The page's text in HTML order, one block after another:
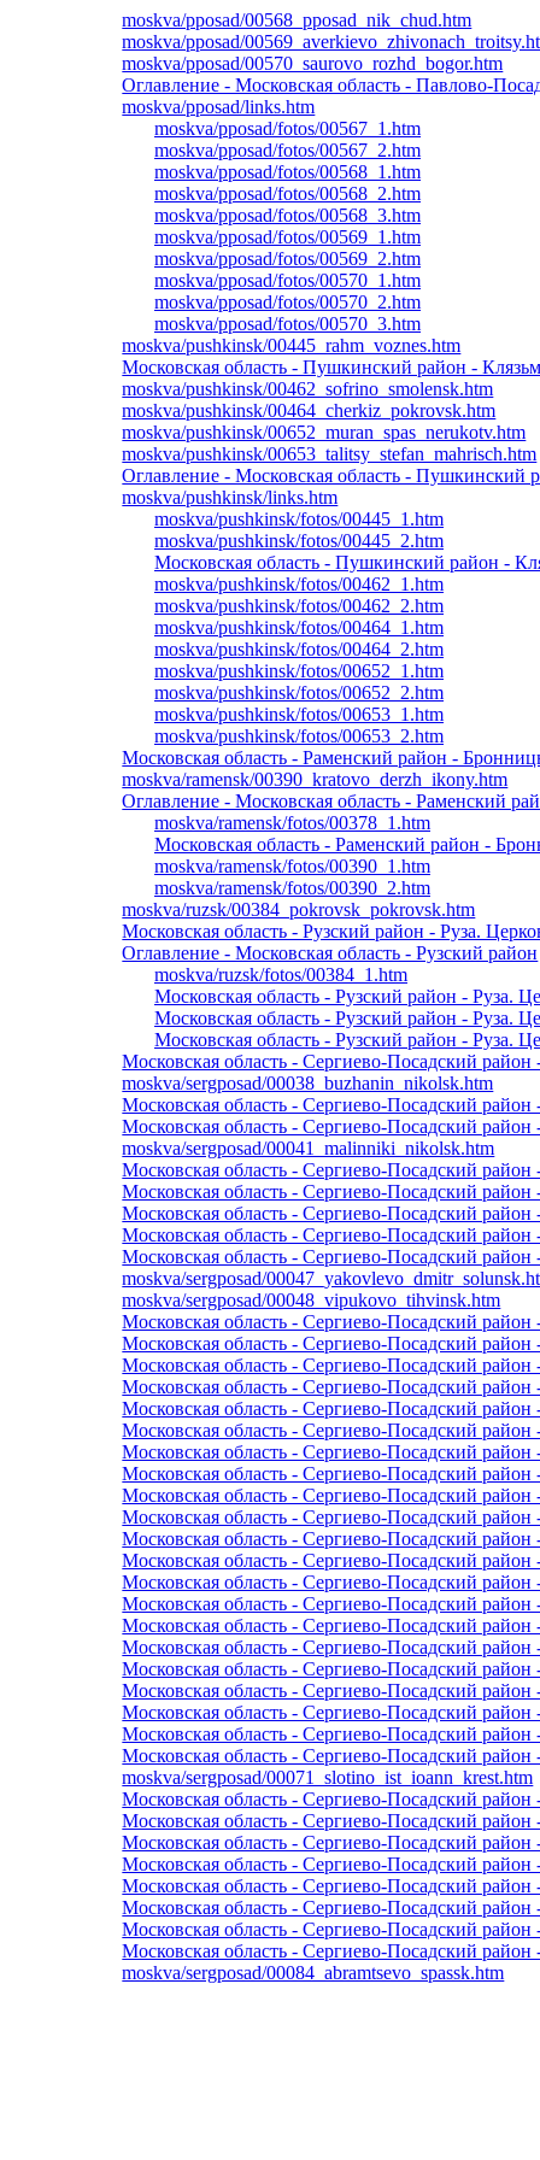
moskva/pposad/00568_pposad_nik_chud.htm
moskva/pposad/
moskva/pposad/00570_saurovo_rozhd_bogor.htm
Оглавление - Московская область - Павлово-
moskva/pposad/links.htm
moskva/pposad/fotos/00567_1.htm
moskva/pposad/fotos/00567_2.htm
moskva/pposad/fotos/00568_1.htm
moskva/pposad/fotos/00568_2.htm
moskva/pposad/fotos/00568_3.htm
moskva/pposad/fotos/00569_1.htm
moskva/pposad/fotos/00569_2.htm
moskva/pposad/fotos/00570_1.htm
moskva/pposad/fotos/00570_2.htm
moskva/pposad/fotos/00570_3.htm
moskva/pushkinsk/00445_rahm_voznes.htm
Московская область - Пушкинский район -
moskva/pushkinsk/00462_sofrino_smolensk.htm
moskva/pushkinsk/00464_cherkiz_pokrovsk.htm
moskva/pushkinsk/00652_muran_spas_nerukotv.htm
moskva/pushkinsk/00653_talitsy_stefan_mahrisch.htm
Оглавление - Московская область - Пушкинский
moskva/pushkinsk/links.htm
moskva/pushkinsk/fotos/00445_1.htm
moskva/pushkinsk/fotos/00445_2.htm
Московская область - Пушкинский район -
moskva/pushkinsk/fotos/00462_1.htm
moskva/pushkinsk/fotos/00462_2.htm
moskva/pushkinsk/fotos/00464_1.htm
moskva/pushkinsk/fotos/00464_2.htm
moskva/pushkinsk/fotos/00652_1.htm
moskva/pushkinsk/fotos/00652_2.htm
moskva/pushkinsk/fotos/00653_1.htm
moskva/pushkinsk/fotos/00653_2.htm
Московская область - Раменский район -
moskva/ramensk/00390_kratovo_derzh_ikony.htm
Оглавление - Московская область - Раменский
moskva/ramensk/fotos/00378_1.htm
Московская область - Раменский район -
moskva/ramensk/fotos/00390_1.htm
moskva/ramensk/fotos/00390_2.htm
moskva/ruzsk/00384_pokrovsk_pokrovsk.htm
Московская область - Рузский район - Руза.
Оглавление - Московская область - Рузский район
moskva/ruzsk/fotos/00384_1.htm
Московская область - Рузский район - Руза.
Московская область - Рузский район - Руза.
Московская область - Рузский район - Руза.
Московская область - Сергиево-Посадский
moskva/sergposad/00038_buzhanin_nikolsk.htm
Московская область - Сергиево-Посадский
Московская область - Сергиево-Посадский район
moskva/sergposad/00041_malinniki_nikolsk.htm
Московская область - Сергиево-Посадский
Московская область - Сергиево-Посадский
Московская область - Сергиево-Посадский
Московская область - Сергиево-Посадский
Московская область - Сергиево-Посадский
moskva/sergposad/
moskva/sergposad/00048_vipukovo_tihvinsk.htm
Московская область - Сергиево-Посадский
Московская область - Сергиево-Посадский
Московская область - Сергиево-Посадский
Московская область - Сергиево-Посадский
Московская область - Сергиево-Посадский
Московская область - Сергиево-Посадский
Московская область - Сергиево-Посадский
Московская область - Сергиево-Посадский
Московская область - Сергиево-Посадский
Московская область - Сергиево-Посадский
Московская область - Сергиево-Посадский
Московская область - Сергиево-Посадский
Московская область - Сергиево-Посадский район
Московская область - Сергиево-Посадский район
Московская область - Сергиево-Посадский
Московская область - Сергиево-Посадский
Московская область - Сергиево-Посадский
Московская область - Сергиево-Посадский район
Московская область - Сергиево-Посадский район
Московская область - Сергиево-Посадский
Московская область - Сергиево-Посадский
moskva/sergposad/00071_slotino_ist_ioann_krest.htm
Московская область - Сергиево-Посадский
Московская область - Сергиево-Посадский
Московская область - Сергиево-Посадский район
Московская область - Сергиево-Посадский район
Московская область - Сергиево-Посадский
Московская область - Сергиево-Посадский
Московская область - Сергиево-Посадский
Московская область - Сергиево-Посадский
moskva/sergposad/00084_abramtsevo_spassk.htm